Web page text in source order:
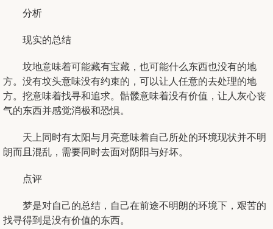
分析
现实的总结
坟地意味着可能藏有宝藏，也可能什么东西也没有的地
方。没有坟头意味没有约束的，可以让人任意的去处理的地
方。挖意味着找寻和追求。骷髅意味着没有价值，让人灰心丧
气的东西并感觉消极和恐惧。
天上同时有太阳与月亮意味着自己所处的环境现状并不明
朗而且混乱，需要同时去面对阴阳与好坏。
点评
梦是对自己的总结，自己在前途不明朗的环境下，艰苦的
找寻得到是没有价值的东西。